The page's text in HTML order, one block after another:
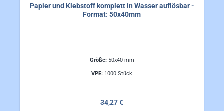
Papier und Klebstoff komplett in Wasser auflösbar -
Format: 50x40mm
Größe: 50x40 mm
VPE: 1000 Stück
Regulärer Preis:
34,27 €